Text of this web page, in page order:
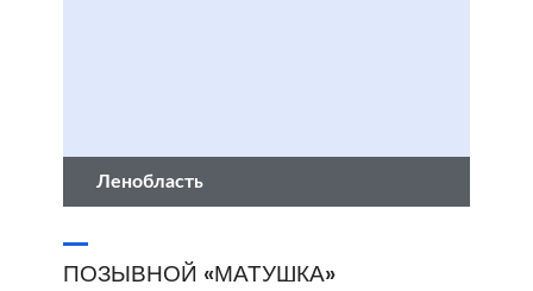
Ленобласть
ПОЗЫВНОЙ «МАТУШКА»